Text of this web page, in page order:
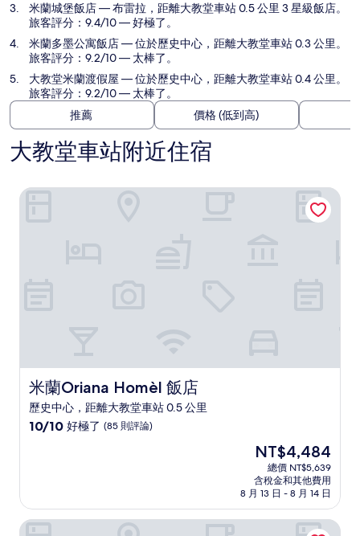
米蘭城堡飯店— 布雷拉，距離大教堂車站 0.5 公里 3 星級飯店。
旅客評分：9.4/10 — 好極了。
米蘭多墨公寓飯店— 位於歷史中心，距離大教堂車站 0.3 公里。
旅客評分：9.2/10 — 太棒了。
大教堂米蘭渡假屋 — 位於歷史中心，距離大教堂車站 0.4 公里。
旅客評分：9.2/10 — 太棒了。
推薦
價格 (低到高)
大教堂車站附近住宿
米蘭Oriana Homèl 飯店
米蘭Oriana Homèl 飯店
歷史中心，距離大教堂車站 0.5 公里
10.0
好
極
10/10 好極了 (85 則評論)
現
價
格
為
NT$4,484
NT$4,484
總價 NT$5,639
含稅金和其他費用
8 月 13 日 - 8 月 14 日
米蘭Oriana Homèl 飯店
米蘭主教座堂廣場飯店 - 首選飯店及度假村